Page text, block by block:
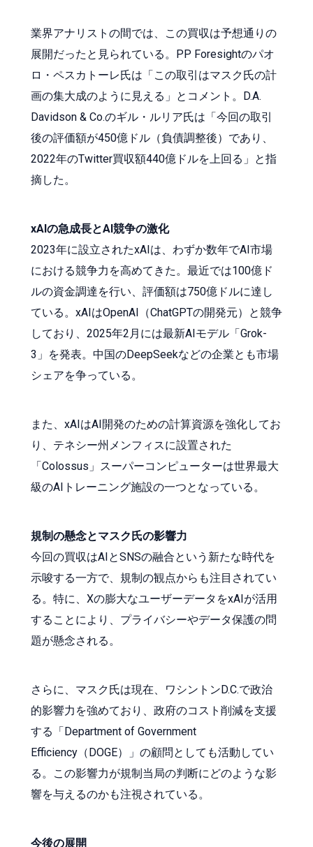
業界アナリストの間では、この買収は予想通りの
展開だったと見られている。PP Foresightのパオ
ロ・ペスカトーレ氏は「この取引はマスク氏の計
画の集大成のように見える」とコメント。D.A.
Davidson & Co.のギル・ルリア氏は「今回の取引
後の評価額が450億ドル（負債調整後）であり、
2022年のTwitter買収額440億ドルを上回る」と指
摘した。
xAIの急成長とAI競争の激化
2023年に設立されたxAIは、わずか数年でAI市場
における競争力を高めてきた。最近では100億ド
ルの資金調達を行い、評価額は750億ドルに達し
ている。xAIはOpenAI（ChatGPTの開発元）と競争
しており、2025年2月には最新AIモデル「Grok-
3」を発表。中国のDeepSeekなどの企業とも市場
シェアを争っている。
また、xAIはAI開発のための計算資源を強化してお
り、テネシー州メンフィスに設置された
「Colossus」スーパーコンピューターは世界最大
級のAIトレーニング施設の一つとなっている。
規制の懸念とマスク氏の影響力
今回の買収はAIとSNSの融合という新たな時代を
示唆する一方で、規制の観点からも注目されてい
る。特に、Xの膨大なユーザーデータをxAIが活用
することにより、プライバシーやデータ保護の問
題が懸念される。
さらに、マスク氏は現在、ワシントンD.C.で政治
的影響力を強めており、政府のコスト削減を支援
する「Department of Government
Efficiency（DOGE）」の顧問としても活動してい
る。この影響力が規制当局の判断にどのような影
響を与えるのかも注視されている。
今後の展開